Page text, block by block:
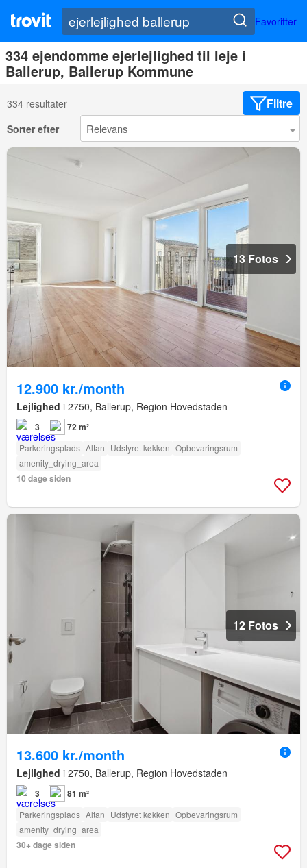
Favoritter
334 ejendomme ejerlejlighed til leje i
Ballerup, Ballerup Kommune
334 resultater Filtre
Sorter efter
13 Fotos
12.900 kr./month
Lejlighed i 2750, Ballerup, Region Hovedstaden
3 72 m²
Parkeringsplads Altan Udstyret køkken Opbevaringsrum
amenity_drying_area
10 dage siden
12 Fotos
13.600 kr./month
Lejlighed i 2750, Ballerup, Region Hovedstaden
3 81 m²
Parkeringsplads Altan Udstyret køkken Opbevaringsrum
amenity_drying_area
30+ dage siden